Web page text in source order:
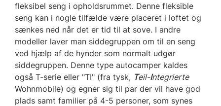
fleksibel seng i opholdsrummet. Denne fleksible
seng kan i nogle tilfælde være placeret i loftet og
sænkes ned når det er tid til at sove. I andre
modeller laver man siddegruppen om til en seng
ved hjælp af de hynder som normalt udgør
siddegruppen. Denne type autocamper kaldes
også T-serie eller "TI" (fra tysk, Teil-Integrierte
Wohnmobile) og egner sig til par der vil have god
plads samt familier på 4-5 personer, som synes